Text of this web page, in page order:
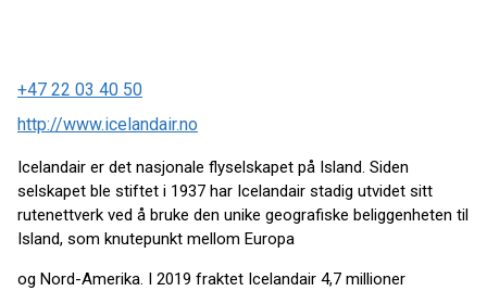
+47 22 03 40 50
http://www.icelandair.no
Icelandair er det nasjonale flyselskapet på Island. Siden
selskapet ble stiftet i 1937 har Icelandair stadig utvidet sitt
rutenettverk ved å bruke den unike geografiske beliggenheten til
Island, som knutepunkt mellom Europa
og Nord-Amerika. I 2019 fraktet Icelandair 4,7 millioner